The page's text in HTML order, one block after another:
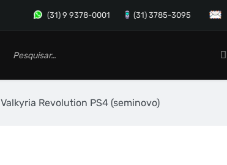
(31) 9 9378-0001 (31) 3785-3095
Valkyria Revolution PS4 (seminovo)